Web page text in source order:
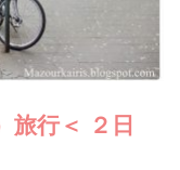
旅行＜ ２日